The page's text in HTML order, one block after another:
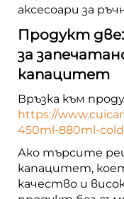
аксесоари за
Продукт
за
капацитет
Връзка към
https://
450ml-880ml-
Ако търсите
капацитет,
качество и